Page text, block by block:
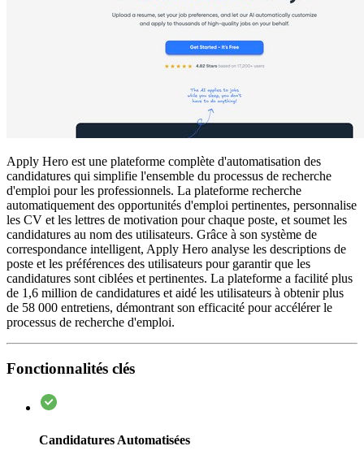
Apply Hero est une plateforme complète d'automatisation des
candidatures qui simplifie l'ensemble du processus de recherche
d'emploi pour les professionnels. La plateforme recherche
automatiquement des opportunités d'emploi pertinentes, personnalise
les CV et les lettres de motivation pour chaque poste, et soumet les
candidatures au nom des utilisateurs. Grâce à son système de
correspondance intelligent, Apply Hero analyse les descriptions de
poste et les préférences des utilisateurs pour garantir que les
candidatures sont ciblées et pertinentes. La plateforme a facilité plus
de 1,6 million de candidatures et aidé les utilisateurs à obtenir plus
de 58 000 entretiens, démontrant son efficacité pour accélérer le
processus de recherche d'emploi.
Fonctionnalités clés
Candidatures Automatisées